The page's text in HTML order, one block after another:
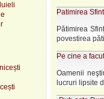
Patimirea
Pătimirea
povestirea
Pe cine a
Oamenii
lucruri lipsite